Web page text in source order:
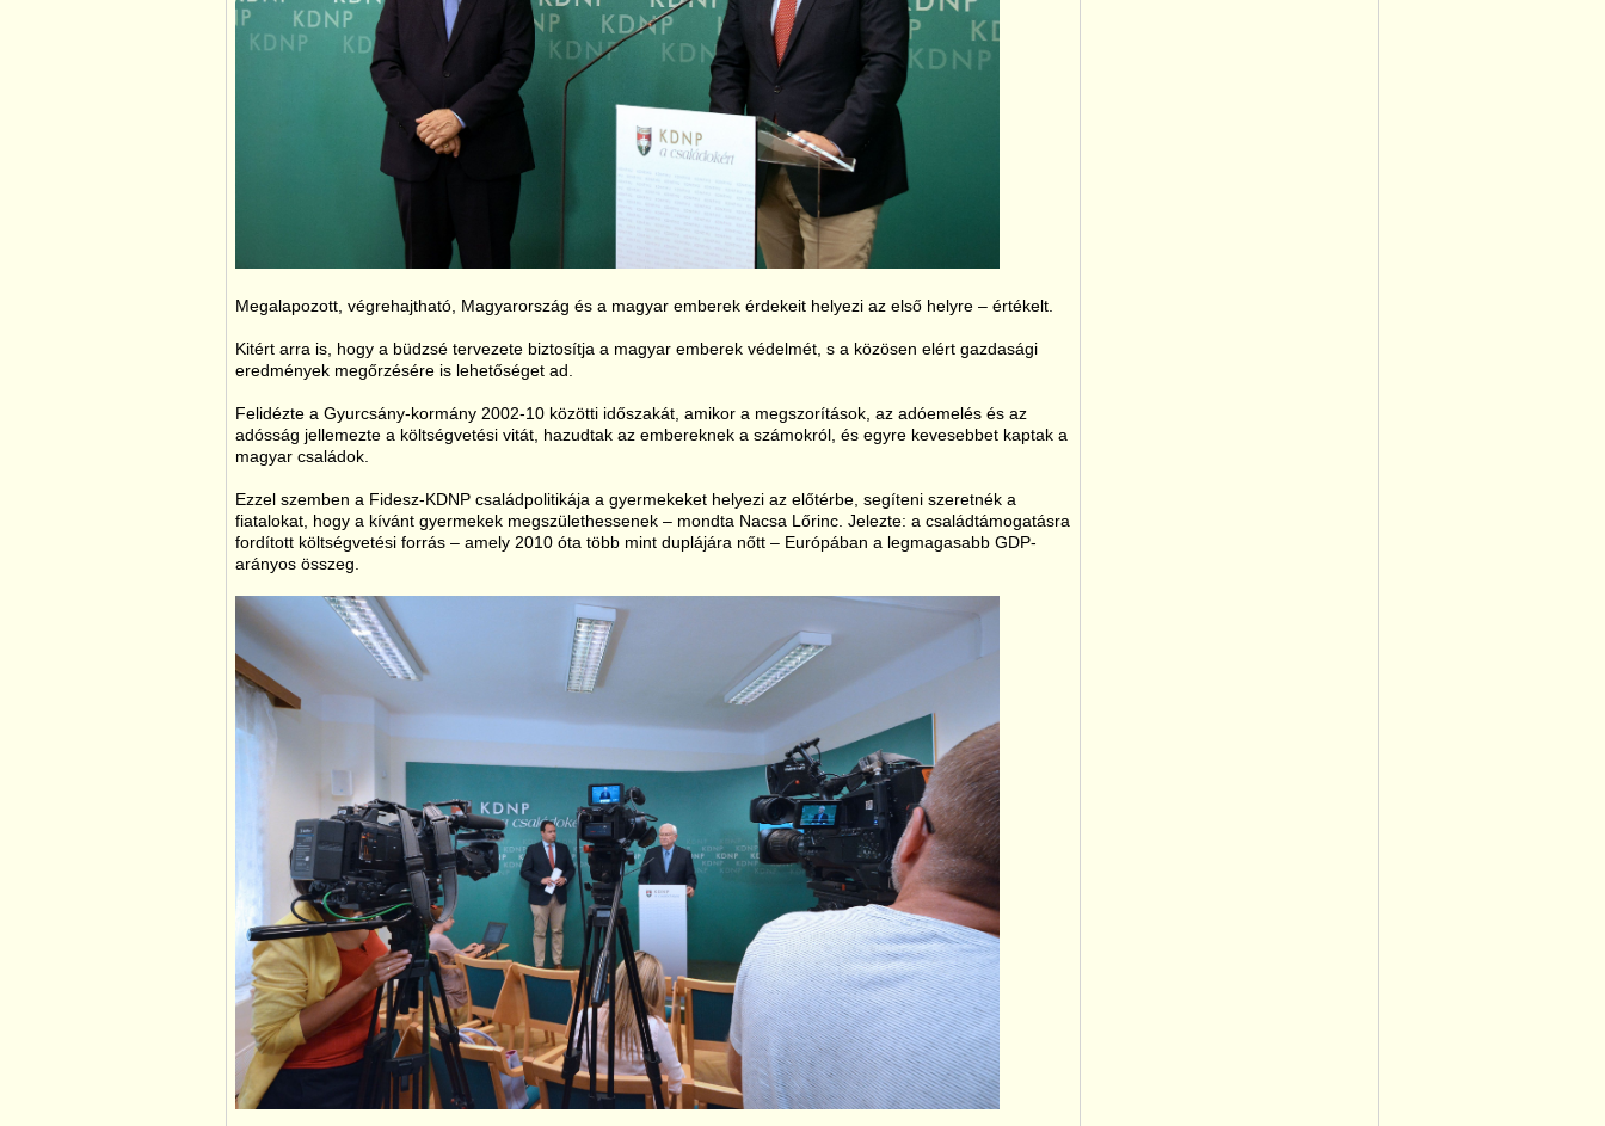
Megalapozott, végrehajtható, Magyarország és a magyar emberek érdekeit helyezi az első helyre – értékelt.
Kitért arra is, hogy a büdzsé tervezete biztosítja a magyar emberek védelmét, s a közösen elért gazdasági
eredmények megőrzésére is lehetőséget ad.
Felidézte a Gyurcsány-kormány 2002-10 közötti időszakát, amikor a megszorítások, az adóemelés és az
adósság jellemezte a költségvetési vitát, hazudtak az embereknek a számokról, és egyre kevesebbet kaptak a
magyar családok.
Ezzel szemben a Fidesz-KDNP családpolitikája a gyermekeket helyezi az előtérbe, segíteni szeretnék a
fiatalokat, hogy a kívánt gyermekek megszülethessenek – mondta Nacsa Lőrinc. Jelezte: a családtámogatásra
fordított költségvetési forrás – amely 2010 óta több mint duplájára nőtt – Európában a legmagasabb GDP-
arányos összeg.